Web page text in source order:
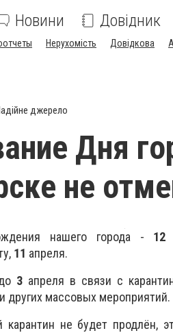
Новини Довідник
Нерухомість Довідкова
джерело
Дня
не
нашего города - 12
11 апреля.
3 апреля в связи с
других массовых мероприятий.
не будет продлён,